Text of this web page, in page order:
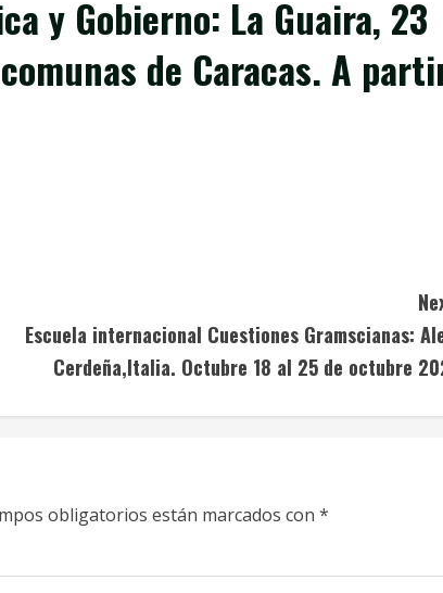
y Gobierno: La Guaira, 23
de Caracas. A
Escuela internacional Cuestiones Gramscianas:
Cerdeña,Italia. Octubre 18 al 25 de octubre
obligatorios están marcados con *